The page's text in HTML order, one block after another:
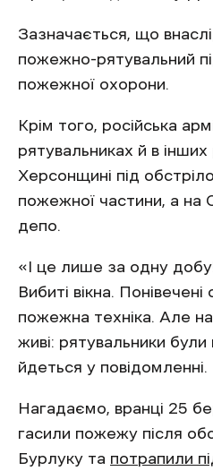
Зазначається, що
пожежно-рятувальний
пожежної охорони.
Крім того, російська
рятувальниках й в інших
Херсонщині під
пожежної частини, а
депо.
«І це лише за одну добу!
Вибиті вікна.
пожежна техніка. Але
живі: рятувальники були
йдеться у повідомленні.
Нагадаємо, вранці 25
гасили пожежу після
Бурлуку та потрапили